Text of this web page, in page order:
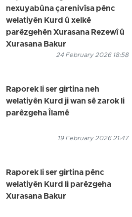
nexuyabûna çarenivîsa pênc
welatiyên Kurd û xelkê
parêzgehên Xurasana Rezewî û
Xurasana Bakur
24 February 2026 18:58
Raporek li ser girtina neh
welatiyên Kurd ji wan sê zarok li
parêzgeha Îlamê
19 February 2026 21:47
Raporek li ser girtina pênc
welatiyên Kurd li parêzgeha
Xurasana Bakur